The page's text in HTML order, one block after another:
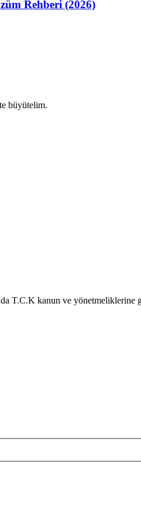
Rehberi (2026)
büyütelim.
kanun ve yönetmeliklerine